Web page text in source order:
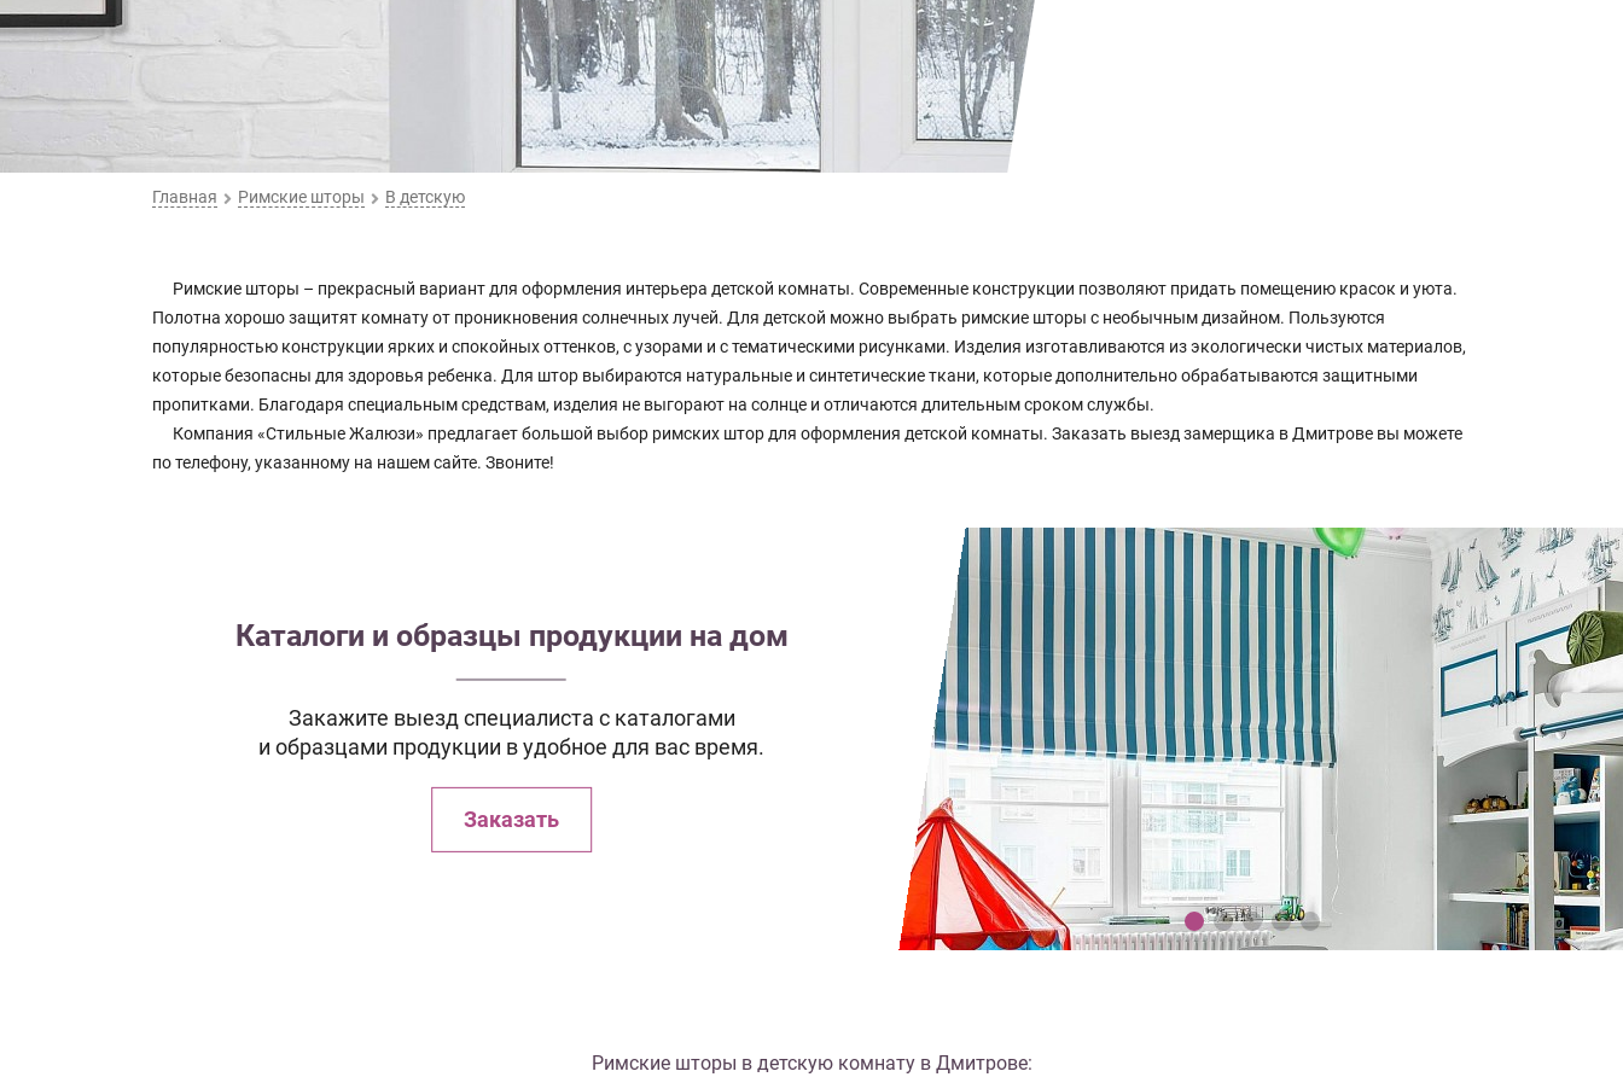
Главная Римские шторы В детскую
Римские шторы – прекрасный вариант для оформления интерьера детской комнаты. Современные конструкции позволяют придать помещению красок и уюта.
Полотна хорошо защитят комнату от проникновения солнечных лучей. Для детской можно выбрать римские шторы с необычным дизайном. Пользуются
популярностью конструкции ярких и спокойных оттенков, с узорами и с тематическими рисунками. Изделия изготавливаются из экологически чистых материалов,
которые безопасны для здоровья ребенка. Для штор выбираются натуральные и синтетические ткани, которые дополнительно обрабатываются защитными
пропитками. Благодаря специальным средствам, изделия не выгорают на солнце и отличаются длительным сроком службы.
Компания «Стильные Жалюзи» предлагает большой выбор римских штор для оформления детской комнаты. Заказать выезд замерщика в Дмитрове вы можете
по телефону, указанному на нашем сайте. Звоните!
Каталоги и образцы продукции на дом
Закажите выезд специалиста с каталогами
и образцами продукции в удобное для вас время.
Заказать
Римские шторы в детскую комнату в Дмитрове: